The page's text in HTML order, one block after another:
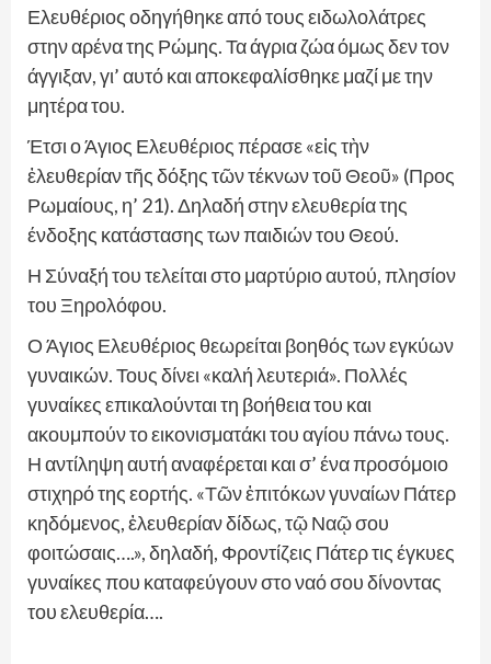
Ελευθέριος οδηγήθηκε από τους ειδωλολάτρες
στην αρένα της Ρώμης. Τα άγρια ζώα όμως δεν τον
άγγιξαν, γι’ αυτό και αποκεφαλίσθηκε μαζί με την
μητέρα του.
Έτσι ο Άγιος Ελευθέριος πέρασε «εἰς τὴν
ἐλευθερίαν τῆς δόξης τῶν τέκνων τοῦ Θεοῦ» (Προς
Ρωμαίους, η’ 21). Δηλαδή στην ελευθερία της
ένδοξης κατάστασης των παιδιών του Θεού.
Η Σύναξή του τελείται στο μαρτύριο αυτού, πλησίον
του Ξηρολόφου.
Ο Άγιος Ελευθέριος θεωρείται βοηθός των εγκύων
γυναικών. Τους δίνει «καλή λευτεριά». Πολλές
γυναίκες επικαλούνται τη βοήθεια του και
ακουμπούν το εικονισματάκι του αγίου πάνω τους.
Η αντίληψη αυτή αναφέρεται και σ’ ένα προσόμοιο
στιχηρό της εορτής. «Τῶν ἐπιτόκων γυναίων Πάτερ
κηδόμενος, ἐλευθερίαν δίδως, τῷ Ναῷ σου
φοιτώσαις….», δηλαδή, Φροντίζεις Πάτερ τις έγκυες
γυναίκες που καταφεύγουν στο ναό σου δίνοντας
του ελευθερία….